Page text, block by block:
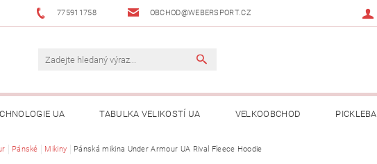
775911758 OBCHOD@WEBERSPORT.CZ
UA TABULKA VELIKOSTÍ UA VELKOOBCHOD
Pánské Mikiny Pánská mikina Under Armour UA Rival Fleece Hoodie